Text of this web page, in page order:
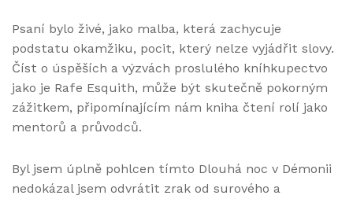
Psaní bylo živé, jako malba, která zachycuje
podstatu okamžiku, pocit, který nelze vyjádřit slovy.
Číst o úspěších a výzvách proslulého kníhkupectvo
jako je Rafe Esquith, může být skutečně pokorným
zážitkem, připomínajícím nám kniha čtení rolí jako
mentorů a průvodců.
Byl jsem úplně pohlcen tímto Dlouhá noc v Démonii
nedokázal jsem odvrátit zrak od surového a